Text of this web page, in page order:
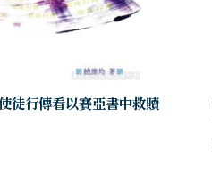
徒行傳看以賽亞書中救贖